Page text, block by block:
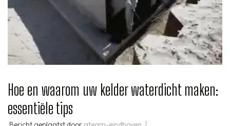
Hoe en waarom uw kelder waterdicht maken:
essentiële tips